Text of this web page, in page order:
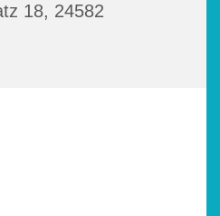
18, 24582